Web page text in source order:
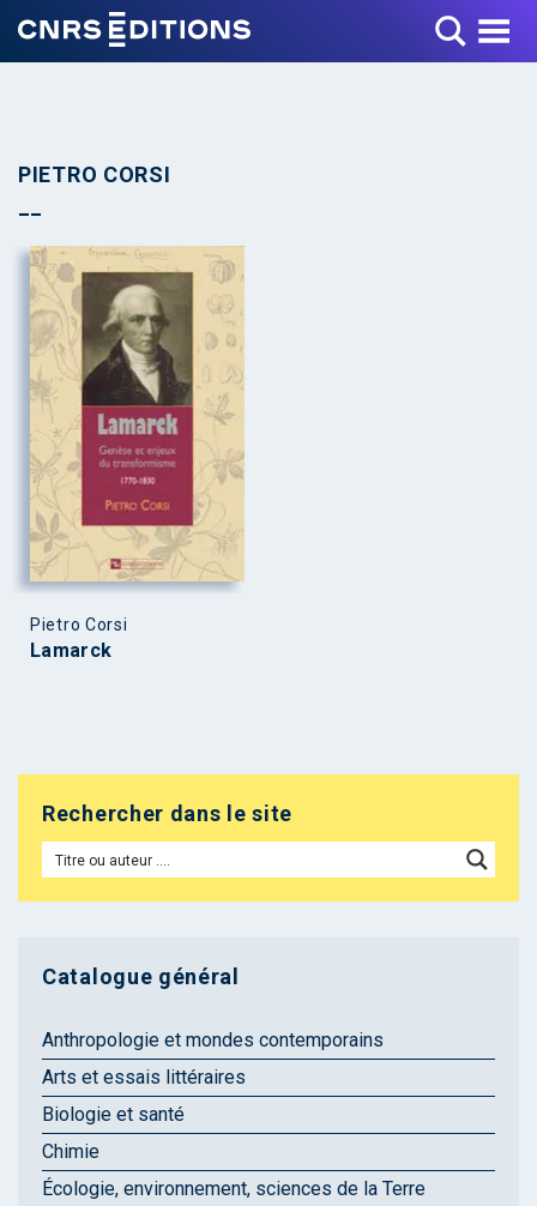
Toggle Menu
PIETRO CORSI
Pietro Corsi
Lamarck
Rechercher dans le site
Catalogue général
Anthropologie et mondes contemporains
Arts et essais littéraires
Biologie et santé
Chimie
Écologie, environnement, sciences de la Terre